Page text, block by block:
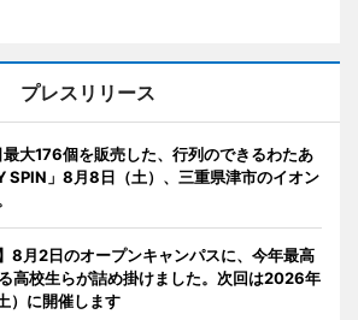
プレスリリース
最大176個を販売した、行列のできるわたあ
SPIN」8月8日（土）、三重県津市のイオン
8月2日のオープンキャンパスに、今年最高
高校生らが詰め掛けました。次回は2026年
）に開催します